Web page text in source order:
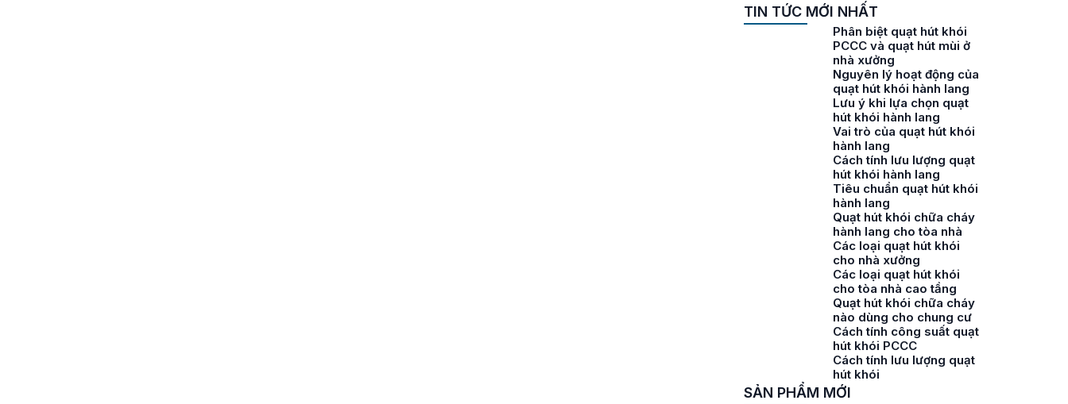
TIN TỨC MỚI NHẤT
Phân biệt quạt hút khói
PCCC và quạt hút mùi ở
nhà xưởng
Nguyên lý hoạt động của
quạt hút khói hành lang
Lưu ý khi lựa chọn quạt
hút khói hành lang
Vai trò của quạt hút khói
hành lang
Cách tính lưu lượng quạt
hút khói hành lang
Tiêu chuẩn quạt hút khói
hành lang
Quạt hút khói chữa cháy
hành lang cho tòa nhà
Các loại quạt hút khói
cho nhà xưởng
Các loại quạt hút khói
cho tòa nhà cao tầng
Quạt hút khói chữa cháy
nào dùng cho chung cư
Cách tính công suất quạt
hút khói PCCC
Cách tính lưu lượng quạt
hút khói
SẢN PHẨM MỚI